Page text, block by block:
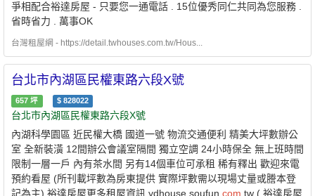
爭相配合裕達房屋 - 只要您一通電話 . 15位優秀同仁共同為您服務 .
省時省力 . 萬事OK
台灣租屋網 - https://detail.twhouses.com.tw/Hous...
台北市內湖區民權東路六段X號
657 坪 $ 828022
台北市內湖區民權東路六段X號
內湖科學園區 近民權大橋 國道一號 物流交通便利 精美大坪數辦公
室 全新裝潢 12間辦公會議室隔間 獨立空調 24小時保全 無上班時間
限制一層一戶 內有茶水間 另有14個車位可承租 稀有釋出 歡迎來電
預約看屋 (所刊載坪數為房東提供 實際坪數需以現場丈量或謄本登
記為主) 裕達房屋更多租屋資訊 ydhouse.soufun. com .tw ( 裕達房屋